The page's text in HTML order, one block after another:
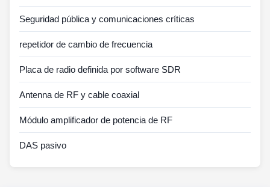
Seguridad pública y comunicaciones críticas
repetidor de cambio de frecuencia
Placa de radio definida por software SDR
Antenna de RF y cable coaxial
Módulo amplificador de potencia de RF
DAS pasivo